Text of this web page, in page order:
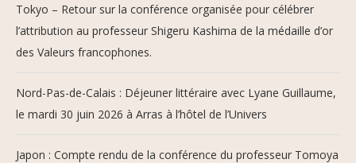
Tokyo – Retour sur la conférence organisée pour célébrer
l’attribution au professeur Shigeru Kashima de la médaille d’or
des Valeurs francophones.
Nord-Pas-de-Calais : Déjeuner littéraire avec Lyane Guillaume,
le mardi 30 juin 2026 à Arras à l’hôtel de l’Univers
Japon : Compte rendu de la conférence du professeur Tomoya